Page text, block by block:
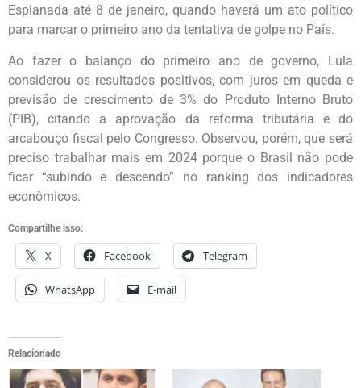
Esplanada até 8 de janeiro, quando haverá um ato político
para marcar o primeiro ano da tentativa de golpe no País.
Ao fazer o balanço do primeiro ano de governo, Lula
considerou os resultados positivos, com juros em queda e
previsão de crescimento de 3% do Produto Interno Bruto
(PIB), citando a aprovação da reforma tributária e do
arcabouço fiscal pelo Congresso. Observou, porém, que será
preciso trabalhar mais em 2024 porque o Brasil não pode
ficar “subindo e descendo” no ranking dos indicadores
econômicos.
Compartilhe isso:
X Facebook Telegram
WhatsApp E-mail
Relacionado